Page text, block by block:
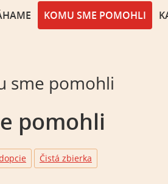
KOMU SME POMOHLI
sme pomohli
pomohli
Čistá zbierka